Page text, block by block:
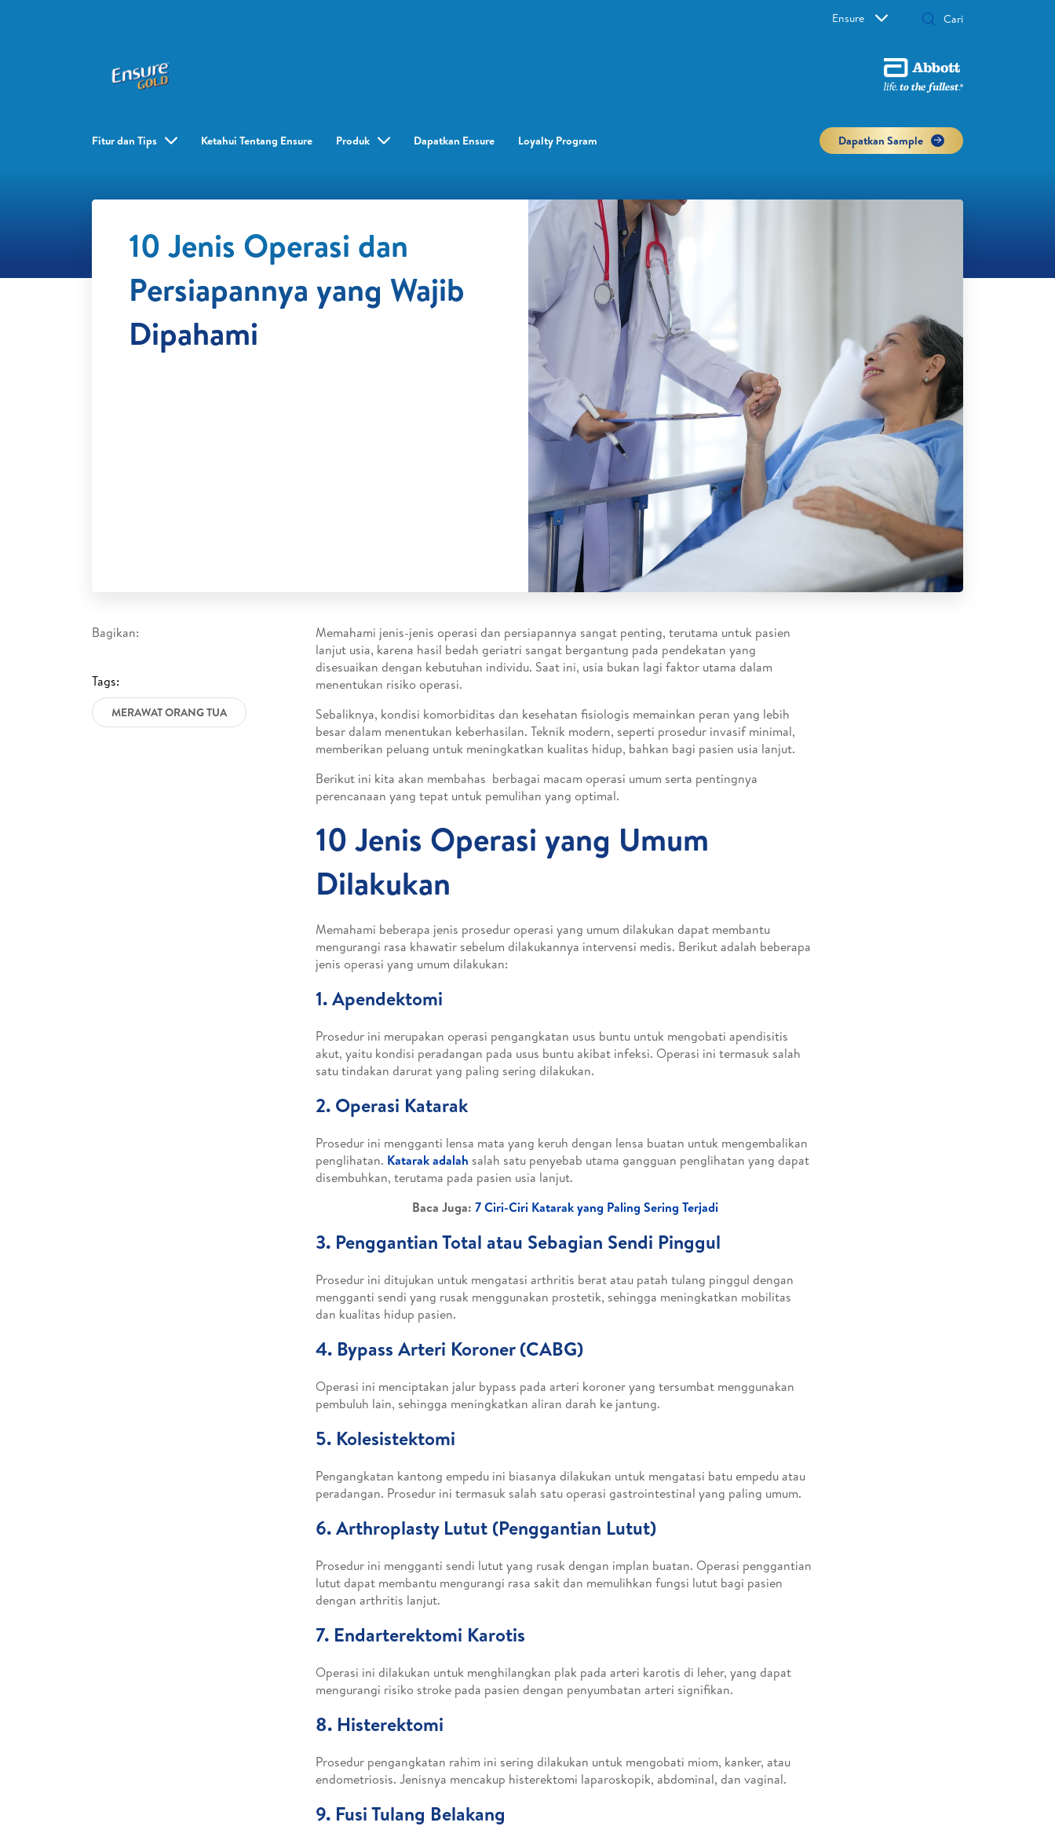
Ensure
Fitur dan Tips Ketahui Tentang Ensure Produk Dapatkan Ensure Loyalty Program​ Dapatkan Sample
10 Jenis Operasi dan
Persiapannya yang Wajib
Dipahami
Bagikan:
Tags:
MERAWAT ORANG TUA
Memahami jenis-jenis operasi dan persiapannya sangat penting, terutama untuk pasien
lanjut usia, karena hasil bedah geriatri sangat bergantung pada pendekatan yang
disesuaikan dengan kebutuhan individu. Saat ini, usia bukan lagi faktor utama dalam
menentukan risiko operasi.
Sebaliknya, kondisi komorbiditas dan kesehatan fisiologis memainkan peran yang lebih
besar dalam menentukan keberhasilan. Teknik modern, seperti prosedur invasif minimal,
memberikan peluang untuk meningkatkan kualitas hidup, bahkan bagi pasien usia lanjut.
Berikut ini kita akan membahas berbagai macam operasi umum serta pentingnya
perencanaan yang tepat untuk pemulihan yang optimal.
10 Jenis Operasi yang Umum
Dilakukan
Memahami beberapa jenis prosedur operasi yang umum dilakukan dapat membantu
mengurangi rasa khawatir sebelum dilakukannya intervensi medis. Berikut adalah beberapa
jenis operasi yang umum dilakukan:
1. Apendektomi
Prosedur ini merupakan operasi pengangkatan usus buntu untuk mengobati apendisitis
akut, yaitu kondisi peradangan pada usus buntu akibat infeksi. Operasi ini termasuk salah
satu tindakan darurat yang paling sering dilakukan.
2. Operasi Katarak
Prosedur ini mengganti lensa mata yang keruh dengan lensa buatan untuk mengembalikan
penglihatan. Katarak adalah salah satu penyebab utama gangguan penglihatan yang dapat
disembuhkan, terutama pada pasien usia lanjut.
Baca Juga: 7 Ciri-Ciri Katarak yang Paling Sering Terjadi
3. Penggantian Total atau Sebagian Sendi Pinggul
Prosedur ini ditujukan untuk mengatasi arthritis berat atau patah tulang pinggul dengan
mengganti sendi yang rusak menggunakan prostetik, sehingga meningkatkan mobilitas
dan kualitas hidup pasien.
4. Bypass Arteri Koroner (CABG)
Operasi ini menciptakan jalur bypass pada arteri koroner yang tersumbat menggunakan
pembuluh lain, sehingga meningkatkan aliran darah ke jantung.
5. Kolesistektomi
Pengangkatan kantong empedu ini biasanya dilakukan untuk mengatasi batu empedu atau
peradangan. Prosedur ini termasuk salah satu operasi gastrointestinal yang paling umum.
6. Arthroplasty Lutut (Penggantian Lutut)
Prosedur ini mengganti sendi lutut yang rusak dengan implan buatan. Operasi penggantian
lutut dapat membantu mengurangi rasa sakit dan memulihkan fungsi lutut bagi pasien
dengan arthritis lanjut.
7. Endarterektomi Karotis
Operasi ini dilakukan untuk menghilangkan plak pada arteri karotis di leher, yang dapat
mengurangi risiko stroke pada pasien dengan penyumbatan arteri signifikan.
8. Histerektomi
Prosedur pengangkatan rahim ini sering dilakukan untuk mengobati miom, kanker, atau
endometriosis. Jenisnya mencakup histerektomi laparoskopik, abdominal, dan vaginal.
9. Fusi Tulang Belakang